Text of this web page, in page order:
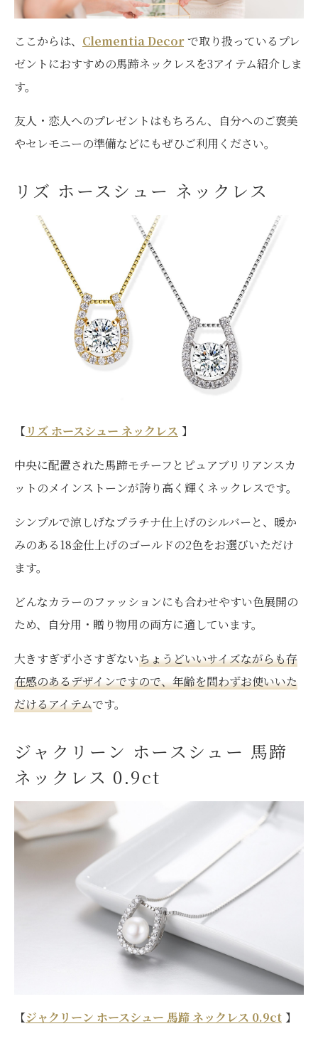
ここからは、 Clementia Decor で取り扱っているプレ
ゼントにおすすめの馬蹄ネックレスを3アイテム紹介しま
す。
友人・恋人へのプレゼントはもちろん、自分へのご褒美
やセレモニーの準備などにもぜひご利用ください。
リズ ホースシュー ネックレス
【リズ ホースシュー ネックレス 】
中央に配置された馬蹄モチーフとピュアブリリアンスカ
ットのメインストーンが誇り高く輝くネックレスです。
シンプルで涼しげなプラチナ仕上げのシルバーと、暖か
みのある18金仕上げのゴールドの2色をお選びいただけ
ます。
どんなカラーのファッションにも合わせやすい色展開の
ため、自分用・贈り物用の両方に適しています。
大きすぎず小さすぎないちょうどいいサイズながらも存
在感のあるデザインですので、年齢を問わずお使いいた
だけるアイテムです。
ジャクリーン ホースシュー 馬蹄
ネックレス 0.9ct
【ジャクリーン ホースシュー 馬蹄 ネックレス 0.9ct 】